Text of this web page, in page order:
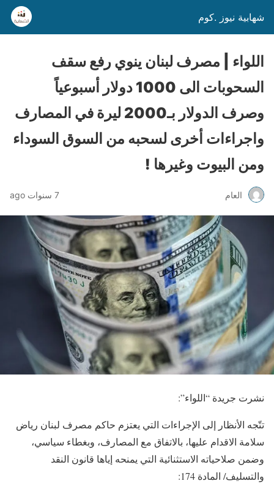
شهابية نيوز .كوم
اللواء | مصرف لبنان ينوي رفع سقف
السحوبات الى 1000 دولار أسبوعياً
وصرف الدولار بـ2000 ليرة في المصارف
واجراءات أخرى لسحبه من السوق السوداء
ومن البيوت وغيرها !
العام 7 سنوات ago
نشرت جريدة “اللواء”:
تتّجه الأنظار إلى الإجراءات التي يعتزم حاكم مصرف لبنان رياض
سلامة الاقدام عليها، بالاتفاق مع المصارف، وبغطاء سياسي،
وضمن صلاحياته الاستثنائية التي يمنحه إياها قانون النقد
والتسليف/ المادة 174: